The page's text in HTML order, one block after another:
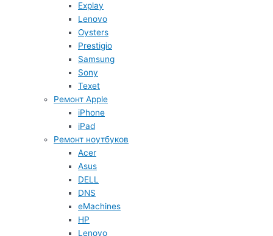
Explay
Lenovo
Oysters
Prestigio
Samsung
Sony
Texet
Ремонт Apple
iPhone
iPad
Ремонт ноутбуков
Acer
Asus
DELL
DNS
eMachines
HP
Lenovo